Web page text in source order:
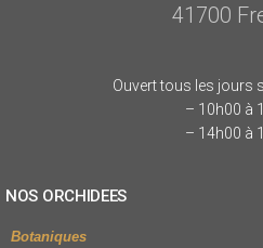
41700
Ouvert tous les jours
– 10h00 à
– 14h00 à
NOS ORCHIDEES
Botaniques